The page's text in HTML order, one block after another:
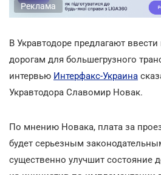
Реклама
В Укравтодоре предлагают
дорогам для большегрузного
интервью Интерфакс-Украина
Укравтодора Славомир Новак.
По мнению Новака, плата за
будет серьезным
существенно улучшит состояние